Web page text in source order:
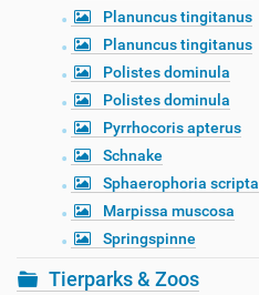
Planuncus tingitanus
Planuncus tingitanus
Polistes dominula
Polistes dominula
Pyrrhocoris apterus
Schnake
Sphaerophoria scripta
Marpissa muscosa
Springspinne
Tierparks & Zoos